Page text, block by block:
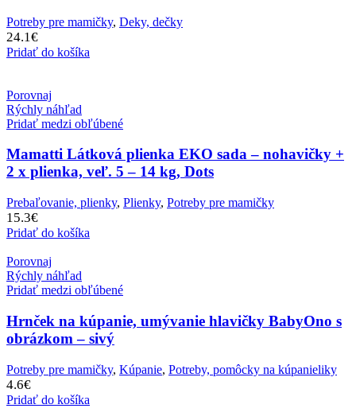
Potreby pre mamičky, Deky, dečky
24.1€
Pridať do košíka
Porovnaj
Rýchly náhľad
Pridať medzi obľúbené
Mamatti Látková plienka EKO sada – nohavičky +
2 x plienka, veľ. 5 – 14 kg, Dots
Prebaľovanie, plienky, Plienky, Potreby pre mamičky
15.3€
Pridať do košíka
Porovnaj
Rýchly náhľad
Pridať medzi obľúbené
Hrnček na kúpanie, umývanie hlavičky BabyOno s
obrázkom – sivý
Potreby pre mamičky, Kúpanie, Potreby, pomôcky na kúpanieliky
4.6€
Pridať do košíka